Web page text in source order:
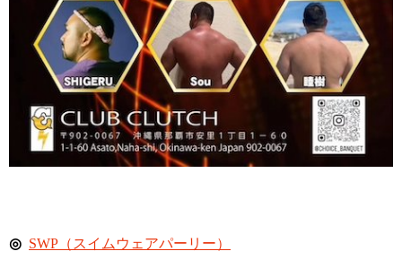
◎ SWP（スイムウェアパーリー）